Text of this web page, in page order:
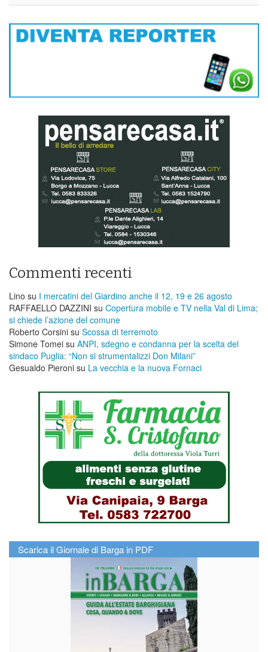
Commenti recenti
Lino su I mercatini del Giardino anche il 12, 19 e 26 agosto
RAFFAELLO DAZZINI su ​Copertura mobile e TV nella Val di Lima;
si chiede l’azione del comune
Roberto Corsini su Scossa di terremoto
Simone Tomei su ANPI, sdegno e condanna per la scelta del
sindaco Puglia: “Non si strumentalizzi Don Milani”
Gesualdo Pieroni su La vecchia e la nuova Fornaci
Scarica il Giornale di Barga in PDF